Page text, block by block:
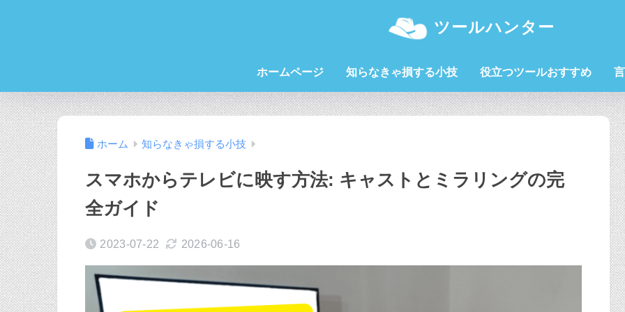
ツールハンター
ホームページ 知らなきゃ損する小技 役立つツールおすすめ
ホーム 知らなきゃ損する小技
スマホからテレビに映す方法: キャストとミラリングの完
全ガイド
2023-07-22 2026-06-16